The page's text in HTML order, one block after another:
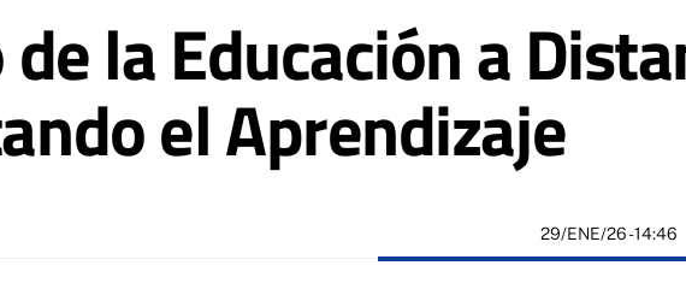
la Educación a
el Aprendizaje
29/ENE/26- 14:46